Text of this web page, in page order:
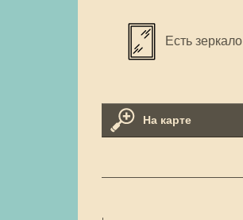
Есть зеркало
На карте